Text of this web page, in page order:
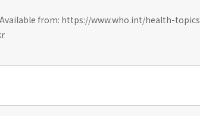
Available from: https://www.who.int/health-topics